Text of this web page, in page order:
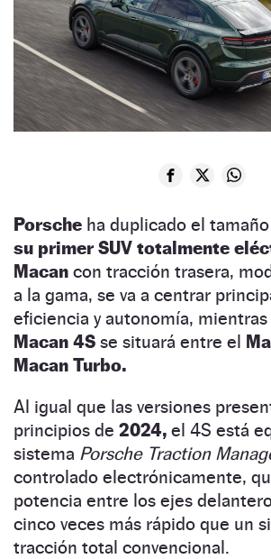
Porsche ha duplicado el
su primer SUV totalmente
Macan con tracción trasera,
a la gama, se va a centrar
eficiencia y autonomía,
Macan 4S se situará entre el
Macan Turbo.
Al igual que las versiones
principios de 2024, el 4S está
sistema Porsche Traction
controlado electrónicamente,
potencia entre los ejes
cinco veces más rápido que un
tracción total convencional.